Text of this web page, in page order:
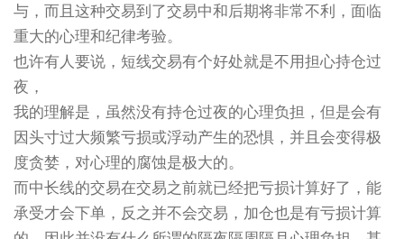
与，而且这种交易到了交易中和后期将非常不利，面临
重大的心理和纪律考验。
也许有人要说，短线交易有个好处就是不用担心持仓过
夜，
我的理解是，虽然没有持仓过夜的心理负担，但是会有
因头寸过大频繁亏损或浮动产生的恐惧，并且会变得极
度贪婪，对心理的腐蚀是极大的。
而中长线的交易在交易之前就已经把亏损计算好了，能
承受才会下单，反之并不会交易，加仓也是有亏损计算